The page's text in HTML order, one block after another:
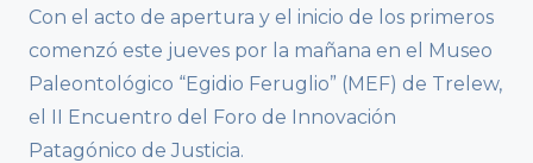
Con el acto de apertura y el inicio de los primeros
comenzó este jueves por la mañana en el Museo
Paleontológico “Egidio Feruglio” (MEF) de Trelew,
el II Encuentro del Foro de Innovación
Patagónico de Justicia.